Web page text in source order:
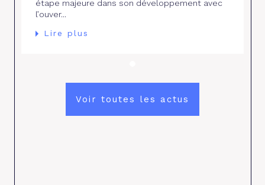
étape majeure dans son développement avec
l’ouver...
Lire plus
Voir toutes les actus